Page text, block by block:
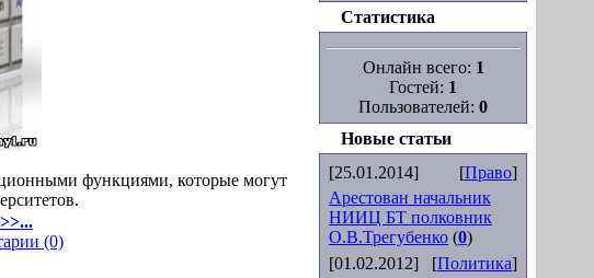
функциями, которые могут
(0)
Статистика
Онлайн всего: 1
Гостей: 1
Пользователей: 0
Новые статьи
[25.01.2014]
[Право]
Арестован начальник
НИИЦ БТ полковник
О.В.Трегубенко (0)
[01.02.2012]
[Политика]